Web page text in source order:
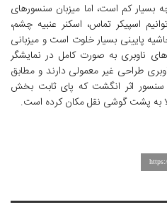
بسیار کم است، اما میزبان سنسورهای
اسپیکر تماس، اسکنر عنبیه چشم،
پایینی بسیار خلوت است و میزبانی
ناوبری به صورت کامل در نمایشگر
طراحی غیر معمولی دارند و مطابق
اثر انگشت که پای ثابت بخش
به پشت گوشی نقل مکان کرده است.